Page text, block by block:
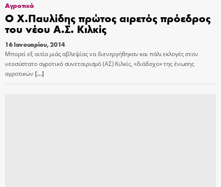
Αγροτικά
Ο Χ.Παυλίδης πρώτος αιρετός πρόεδρος
του νέου Α.Σ. Κιλκίς
16 Ιανουαρίου, 2014
Μπορεί εξ αιτία μιάς αβλεψίας να διενεργήθηκαν και πάλι εκλογές στον
νεοσύστατο αγροτικό συνεταιρισμό (ΑΣ) Κιλκίς, «διάδοχο» της ένωσης
αγροτικών […]